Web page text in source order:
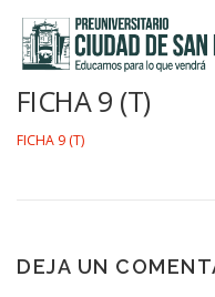
contenido
FICHA 9 (T)
FICHA 9 (T)
DEJA UN